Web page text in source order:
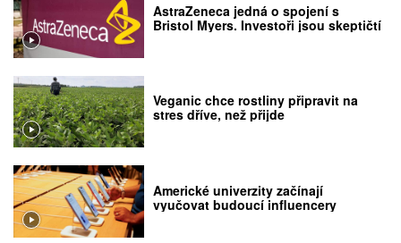
AstraZeneca jedná o spojení s
Bristol Myers. Investoři jsou skeptičtí
Veganic chce rostliny připravit na
stres dříve, než přijde
Americké univerzity začínají
vyučovat budoucí influencery